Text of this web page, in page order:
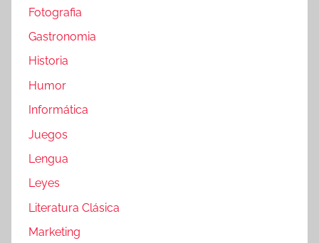
Fotografia
Gastronomia
Historia
Humor
Informática
Juegos
Lengua
Leyes
Literatura Clásica
Marketing